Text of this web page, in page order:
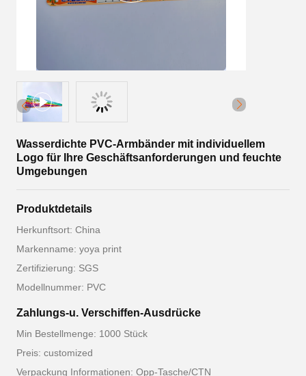
Wasserdichte PVC-Armbänder mit individuellem
Logo für Ihre Geschäftsanforderungen und feuchte
Umgebungen
Produktdetails
Herkunftsort: China
Markenname: yoya print
Zertifizierung: SGS
Modellnummer: PVC
Zahlungs-u. Verschiffen-Ausdrücke
Min Bestellmenge: 1000 Stück
Preis: customized
Verpackung Informationen: Opp-Tasche/CTN